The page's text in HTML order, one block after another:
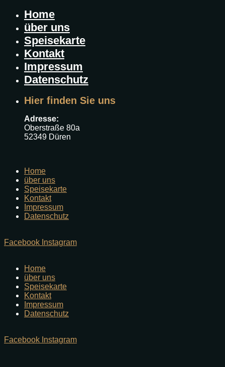
Home
über uns
Speisekarte
Kontakt
Impressum
Datenschutz
Hier finden Sie uns
Adresse:
Oberstraße 80a
52349 Düren
Home
über uns
Speisekarte
Kontakt
Impressum
Datenschutz
Facebook Instagram
Home
über uns
Speisekarte
Kontakt
Impressum
Datenschutz
Facebook Instagram